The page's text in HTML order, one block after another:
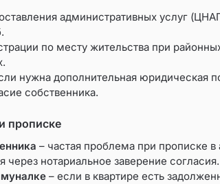
административных услуг
по месту жительства при
нужна дополнительная юридическая
собственника.
прописке
– частая проблема при прописке
через нотариальное заверение согласия.
– если в квартире есть